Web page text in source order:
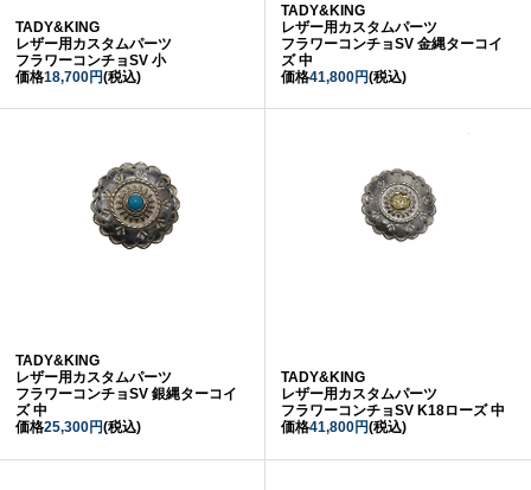
TADY&KING
レザー用カスタムパーツ
フラワーコンチョSV 小
価格18,700円(税込)
TADY&KING
レザー用カスタムパーツ
フラワーコンチョSV 金縄ターコイ
ズ 中
価格41,800円(税込)
TADY&KING
レザー用カスタムパーツ
フラワーコンチョSV 銀縄ターコイ
ズ 中
価格25,300円(税込)
TADY&KING
レザー用カスタムパーツ
フラワーコンチョSV K18ローズ 中
価格41,800円(税込)